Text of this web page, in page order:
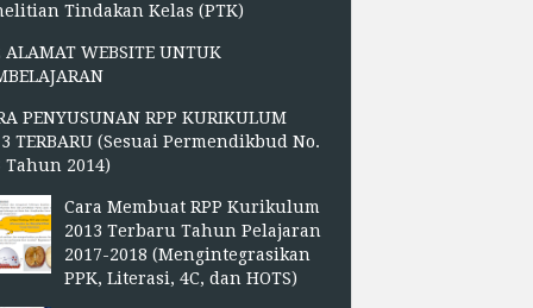
Tindakan Kelas (PTK)
ALAMAT WEBSITE UNTUK
PENYUSUNAN RPP KURIKULUM
TERBARU (Sesuai Permendikbud No.
Tahun 2014)
Cara Membuat RPP Kurikulum
2013 Terbaru Tahun Pelajaran
2017-2018 (Mengintegrasikan
PPK, Literasi, 4C, dan HOTS)